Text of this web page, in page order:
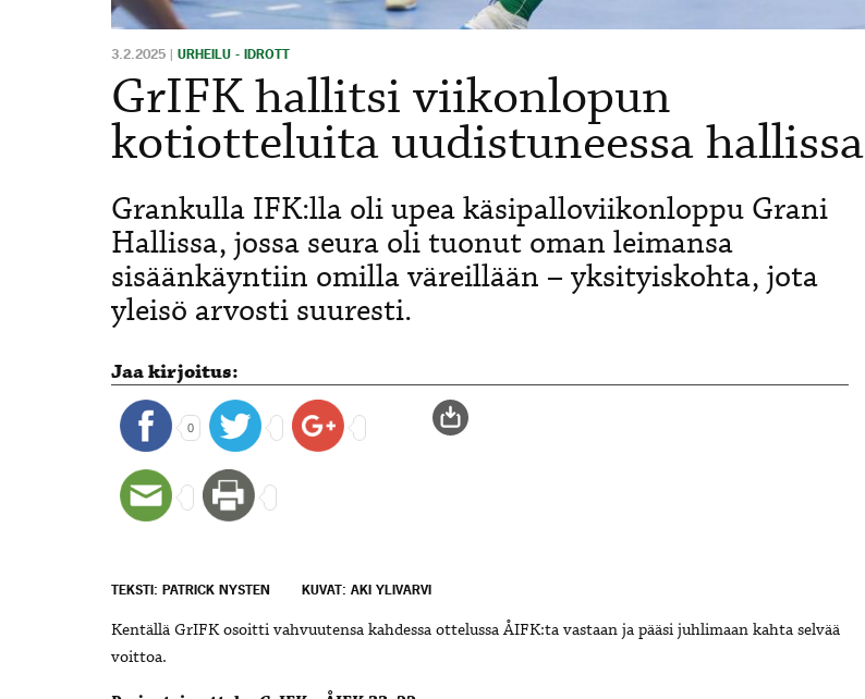
3.2.2025 | URHEILU - IDROTT
GrIFK hallitsi viikonlopun
kotiotteluita uudistuneessa hallissa
Grankulla IFK:lla oli upea käsipalloviikonloppu Grani
Hallissa, jossa seura oli tuonut oman leimansa
sisäänkäyntiin omilla väreillään – yksityiskohta, jota
yleisö arvosti suuresti.
Jaa kirjoitus:
0
TEKSTI: PATRICK NYSTEN KUVAT: AKI YLIVARVI
Kentällä GrIFK osoitti vahvuutensa kahdessa ottelussa ÅIFK:ta vastaan ja pääsi juhlimaan kahta selvää
voittoa.